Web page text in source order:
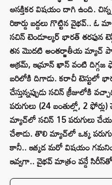
ఆసక్తికర విషయం దాగి ఉంది.
రికార్డు బద్దలు గొట్టిన వైభవ్..
సచిన్ టెండూల్కర్ భారత్ తరఫున
తన మొదటి అంతర్జాతీయ మ్యాచ్
అక్రమ్, ఇమ్రాన్ ఖాన్ వంటి దిగ్గజ
బరిలోకి దిగాడు. కరాచీ టెస్టులో
చేస్తున్నప్పుడు సచిన్ క్రీజులోకి
పరుగులు (24 బంతుల్లో, 2
మ్యాచ్‌లో సచిన్ 15 పరుగులు
చేశాడు. తొలి మ్యాచ్‌లో ఒక్క
కానీ.. ఇక్కడ మరో విషయం
ఇవ్వగా.. వైభవ్ మాత్రం వన్డే